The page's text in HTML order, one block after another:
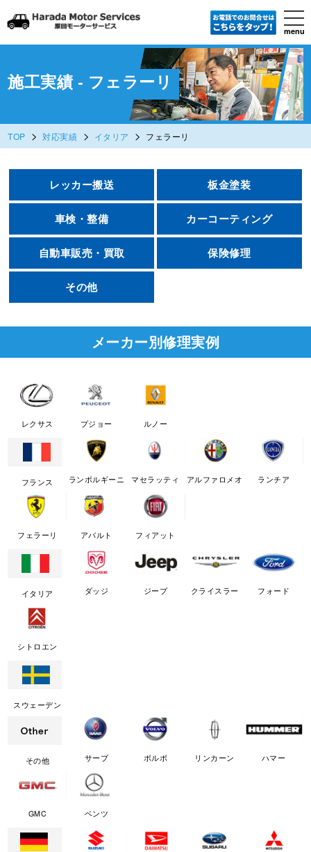
Skip
content
menu
施工実績 - フェラーリ
TOP > 対応実績 > イタリア > フェラーリ
レッカー搬送 板金塗装
車検・整備 カーコーティング
自動車販売・買取 保険修理
その他
メーカー別修理実例
レクサス プジョー ルノー
フランス ランボルギーニ マセラッティ アルファロメオ ランチア
フェラーリ アバルト フィアット
イタリア ダッジ ジープ クライスラー フォード
シトロエン
スウェーデン
その他 サーブ ボルボ リンカーン ハマー
GMC ベンツ